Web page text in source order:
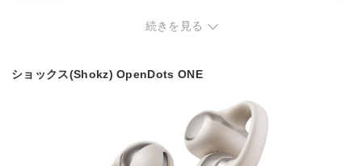
充電ケース(充電ケー
10分充電で2時間再
防水・防塵性
◯
約5g(イヤホン/片側)
約47g(充電ケース
+イヤホン両側)
5.5g
続きを見る
ショックス(Shokz) OpenDots ONE